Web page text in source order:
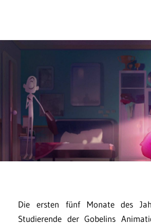
Die ersten fünf Monate des
Studierende der Gobelins